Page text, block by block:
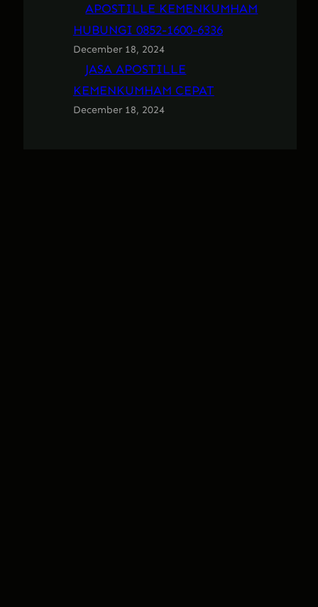
APOSTILLE KEMENKUMHAM
HUBUNGI 0852-1600-6336
December 18, 2024
JASA APOSTILLE
KEMENKUMHAM CEPAT
December 18, 2024